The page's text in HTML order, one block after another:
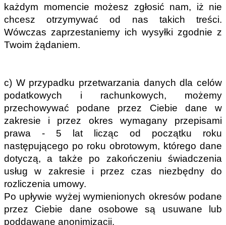
każdym momencie możesz zgłosić nam, iż nie
chcesz otrzymywać od nas takich treści.
Wówczas zaprzestaniemy ich wysyłki zgodnie z
Twoim żądaniem.
c) W przypadku przetwarzania danych dla celów
podatkowych i rachunkowych, możemy
przechowywać podane przez Ciebie dane w
zakresie i przez okres wymagany przepisami
prawa - 5 lat licząc od początku roku
następującego po roku obrotowym, którego dane
dotyczą, a także po zakończeniu świadczenia
usług w zakresie i przez czas niezbędny do
rozliczenia umowy.
Po upływie wyżej wymienionych okresów podane
przez Ciebie dane osobowe są usuwane lub
poddawane anonimizacji.